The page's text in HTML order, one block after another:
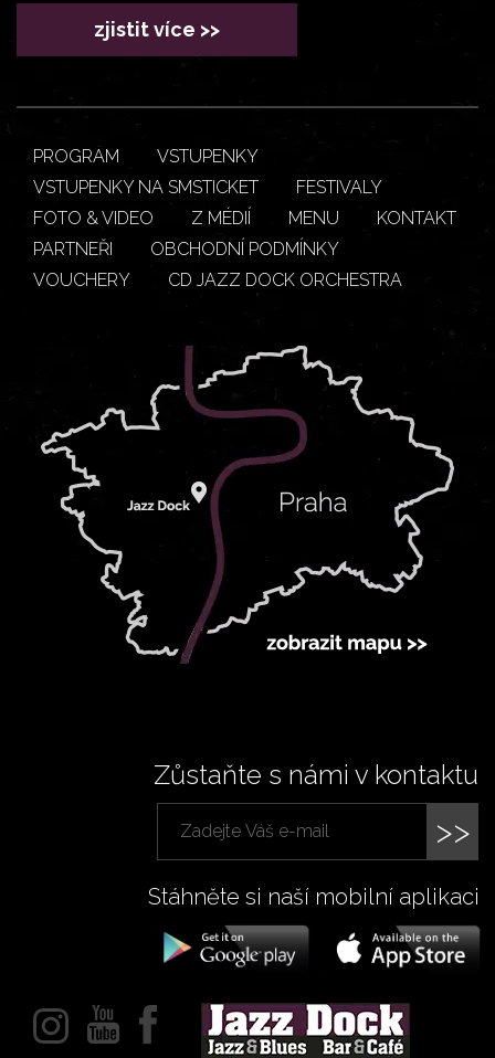
zjistit více >>
PROGRAM
VSTUPENKY
VSTUPENKY NA SMSTICKET
FESTIVALY
FOTO & VIDEO
Z MÉDIÍ MENU
KONTAKT
PARTNEŘI
OBCHODNÍ PODMÍNKY
VOUCHERY
CD JAZZ DOCK ORCHESTRA
Zůstaňte s námi v kontaktu
>>
Stáhněte si naší mobilní aplikaci